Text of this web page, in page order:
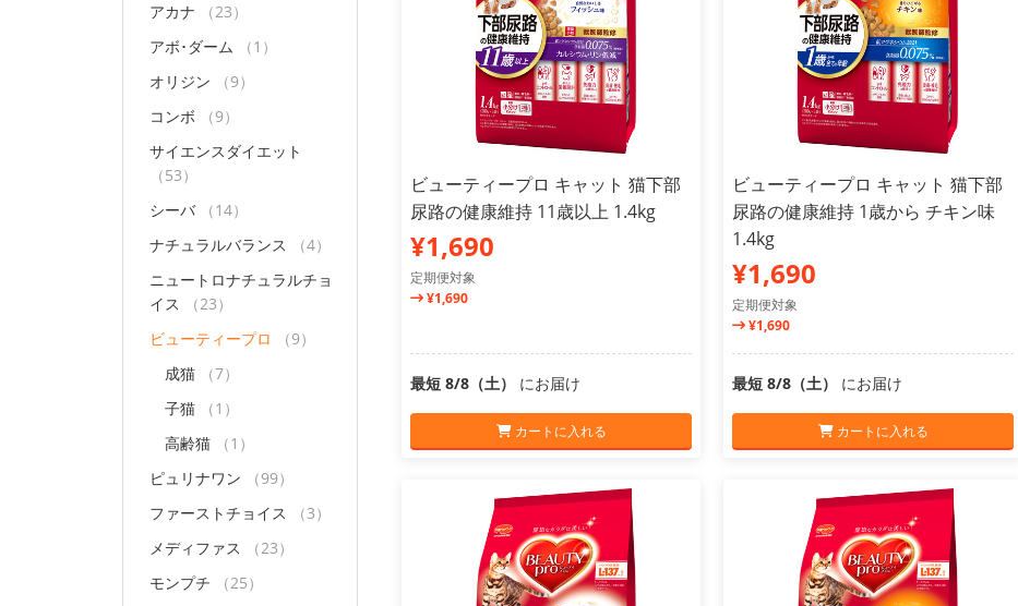
アカナ
（23）
アボ･ダーム
（1）
オリジン
（9）
コンボ
（9）
サイエンスダイエット
（53）
シーバ
（14）
ナチュラルバランス
（4）
ニュートロナチュラルチョ
イス
（23）
ビューティープロ
（9）
成猫
（7）
子猫
（1）
高齢猫
（1）
ピュリナワン
（99）
ファーストチョイス
（3）
メディファス
（23）
モンプチ
（25）
ビューティープロ キャット 猫下部
尿路の健康維持 11歳以上 1.4kg
¥1,690
定期便対象
¥1,690
最短 8/8（土） にお届け
カートに入れる
ビューティープロ キャット 猫下部
尿路の健康維持 1歳から チキン味
1.4kg
¥1,690
定期便対象
¥1,690
最短 8/8（土） にお届け
カートに入れる